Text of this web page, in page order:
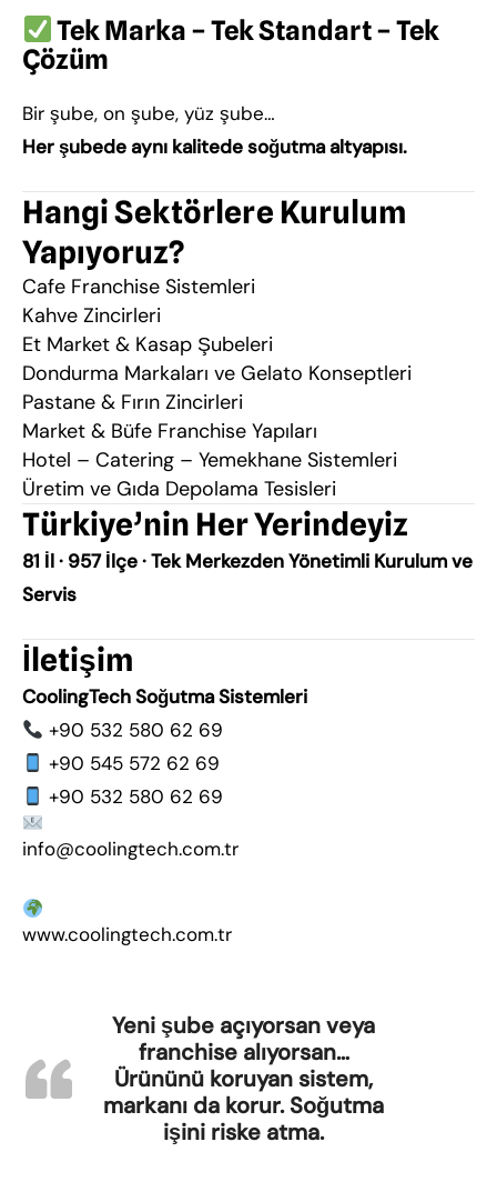
Tek Marka – Tek Standart – Tek
Çözüm
Bir şube, on şube, yüz şube…
Her şubede aynı kalitede soğutma altyapısı.
Hangi Sektörlere Kurulum
Yapıyoruz?
Cafe Franchise Sistemleri
Kahve Zincirleri
Et Market & Kasap Şubeleri
Dondurma Markaları ve Gelato Konseptleri
Pastane & Fırın Zincirleri
Market & Büfe Franchise Yapıları
Hotel – Catering – Yemekhane Sistemleri
Üretim ve Gıda Depolama Tesisleri
Türkiye’nin Her Yerindeyiz
81 İl · 957 İlçe · Tek Merkezden Yönetimli Kurulum ve
Servis
İletişim
CoolingTech Soğutma Sistemleri
+90 532 580 62 69
+90 545 572 62 69
+90 532 580 62 69
info@coolingtech.com.tr
www.coolingtech.com.tr
Yeni şube açıyorsan veya
franchise alıyorsan…
Ürününü koruyan sistem,
markanı da korur. Soğutma
işini riske atma.